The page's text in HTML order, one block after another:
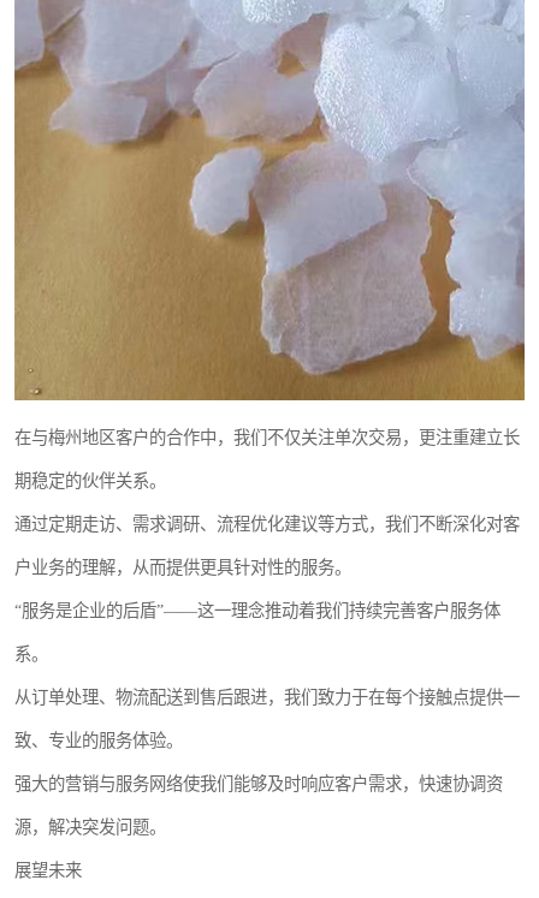
在与梅州地区客户的合作中，我们不仅关注单次交易，更注重建立长
期稳定的伙伴关系。
通过定期走访、需求调研、流程优化建议等方式，我们不断深化对客
户业务的理解，从而提供更具针对性的服务。
“服务是企业的后盾”——这一理念推动着我们持续完善客户服务体
系。
从订单处理、物流配送到售后跟进，我们致力于在每个接触点提供一
致、专业的服务体验。
强大的营销与服务网络使我们能够及时响应客户需求，快速协调资
源，解决突发问题。
展望未来